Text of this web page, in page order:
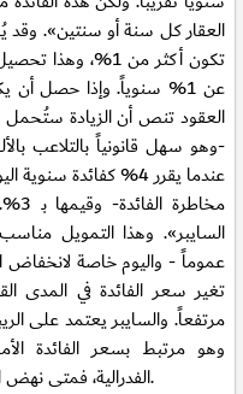
العقار كل سنة أو سنتين». وقد
تكون أكثر من 1%،
العقود تنص أن الزيادة ستُحمل
-وهو سهل قانونياً بالتلاعب
عندما يقرر 4%
السايبر». وهذا التمويل
عموماً - واليوم خاصة لانخفاض
تغير سعر الفائدة في المدى
مرتفعاً. والسايبر يعتمد على
وهو مرتبط بسعر الفائدة
الفدرالية، فمتى نهض الاقتصاد الأمريكي ارتفعت الفوائد تدريجياً.